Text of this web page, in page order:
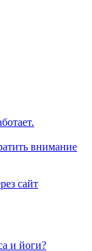
внимание
сайт